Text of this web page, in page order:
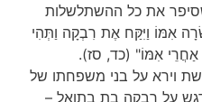
את כל ההשתלשלות
אִמּוֹ וַיִּקַּח אֶת רִבְקָה וַתְּהִי
אַחֲרֵי אִמּוֹ" (כד, סז).
וירא על בני משפחתו של
על רבקה בת בתואל –